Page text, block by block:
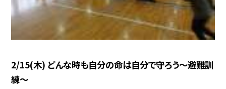
2/15(木) どんな時も自分の命は自分で守ろう〜避難訓
練〜